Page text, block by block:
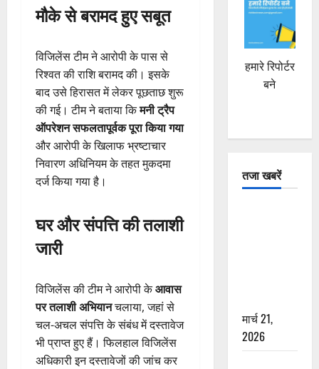
मौके से बरामद हुए सबूत
विजिलेंस टीम ने आरोपी के पास से
रिश्वत की राशि बरामद की। इसके
बाद उसे हिरासत में लेकर पूछताछ शुरू
की गई। टीम ने बताया किमनी ट्रैप
ऑपरेशन सफलतापूर्वक पूरा किया गया
और आरोपी के खिलाफ भ्रष्टाचार
निवारण अधिनियम के तहत मुकदमा
दर्ज किया गया है।
घर और संपत्ति की तलाशी
जारी
विजिलेंस की टीम ने आरोपी केआवास
पर तलाशी अभियानचलाया, जहां से
चल-अचल संपत्ति के संबंध में दस्तावेज
भी प्राप्त हुए हैं। फिलहाल विजिलेंस
अधिकारी इन दस्तावेजों की जांच कर
हमारे रिपोर्टर
बने
तजा खबरें
मार्च 21,
2026